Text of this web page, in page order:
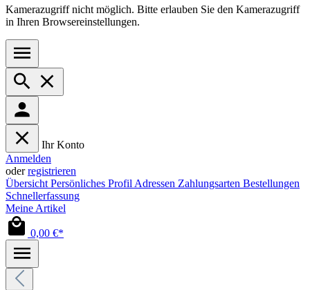
Kamerazugriff nicht möglich. Bitte erlauben Sie den Kamerazugriff
in Ihren Browsereinstellungen.
Ihr Konto
Anmelden
oderregistrieren
Übersicht Persönliches Profil Adressen Zahlungsarten Bestellungen
Schnellerfassung
Meine Artikel
0,00 €*